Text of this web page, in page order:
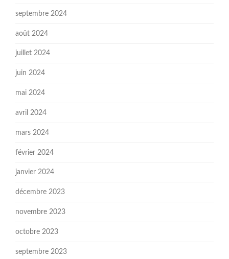
septembre 2024
août 2024
juillet 2024
juin 2024
mai 2024
avril 2024
mars 2024
février 2024
janvier 2024
décembre 2023
novembre 2023
octobre 2023
septembre 2023